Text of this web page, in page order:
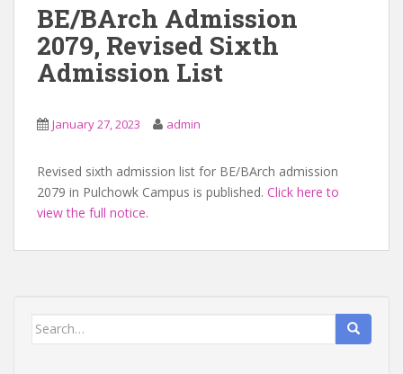
BE/BArch Admission
2079, Revised Sixth
Admission List
January 27, 2023 admin
Revised sixth admission list for BE/BArch admission
2079 in Pulchowk Campus is published. Click here to
view the full notice.
Search